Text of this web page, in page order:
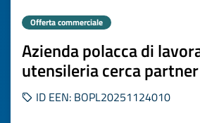
Offerta commerciale
Azienda polacca di
utensileria cerca
ID EEN: BOPL20251124010